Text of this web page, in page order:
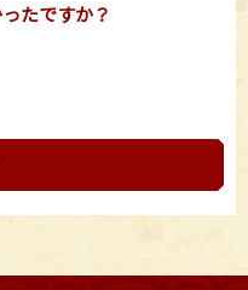
たですか？